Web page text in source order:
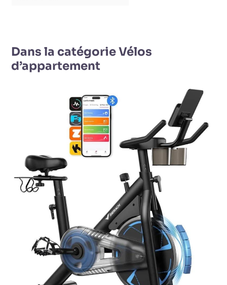
Dans la catégorie Vélos
d’appartement